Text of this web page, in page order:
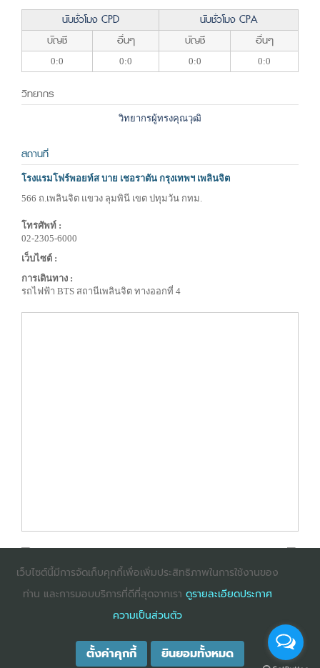
นับชั่วโมง CPD
นับชั่วโมง CPA
บัญชี
อื่นๆ บัญชี อื่นๆ
0:0 0:0 0:0 0:0
วิทยากร
วิทยากรผู้ทรงคุณวุฒิ
สถานที่
โรงแรมโฟร์พอยท์ส บาย เชอราตัน กรุงเทพฯ เพลินจิต
566 ถ.เพลินจิต แขวง ลุมพินี เขต ปทุมวัน กทม.
โทรศัพท์ :
02-2305-6000
เว็บไซต์ :
การเดินทาง :
รถไฟฟ้า BTS สถานีเพลินจิต ทางออกที่ 4
: InternetExplorer เวอร์ชั่น 10 ขึ้นไป
: Chrome เวอร์ชั่น 58 ขึ้นไป
COPYRIGHT ©2025DHARMNITI SEMINAR AND TRAINING CO., LTDALL
เว็บไซต์นี้มีการจัดเก็บคุกกี้เพื่อเพิ่มประสิทธิภาพในการใช้งานของ
ท่าน และการมอบบริการที่ดีที่สุดจากเรา ดูรายละเอียดประกาศ
ความเป็นส่วนตัว
ตั้งค่าคุกกี้ ยินยอมทั้งหมด